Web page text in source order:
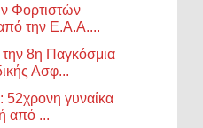
Φορτιστών
την Ε.Α.Α....
8η Παγκόσμια
Ασφ...
52χρονη γυναίκα
από ...